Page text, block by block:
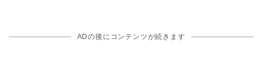
ADの後にコンテンツが続きます